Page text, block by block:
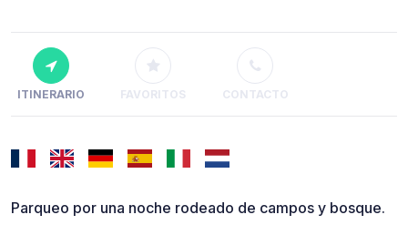
ITINERARIO FAVORITOS CONTACTO
Parqueo por una noche rodeado de campos y bosque.